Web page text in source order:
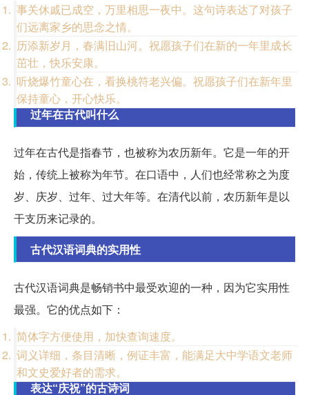
事关休戚已成空，万里相思一夜中。这句诗表达了对孩子
们远离家乡的思念之情。
历添新岁月，春满旧山河。祝愿孩子们在新的一年里成长
茁壮，快乐安康。
听烧爆竹童心在，看换桃符老兴偏。祝愿孩子们在新年里
保持童心，开心快乐。
过年在古代叫什么
过年在古代是指春节，也被称为农历新年。它是一年的开
始，传统上被称为年节。在口语中，人们也经常称之为度
岁、庆岁、过年、过大年等。在清代以前，农历新年是以
干支历来记录的。
古代汉语词典的实用性
古代汉语词典是畅销书中最受欢迎的一种，因为它实用性
最强。它的优点如下：
简体字方便使用，加快查询速度。
词义详细，条目清晰，例证丰富，能满足大中学语文老师
和文史爱好者的需求。
表达“庆祝”的古诗词